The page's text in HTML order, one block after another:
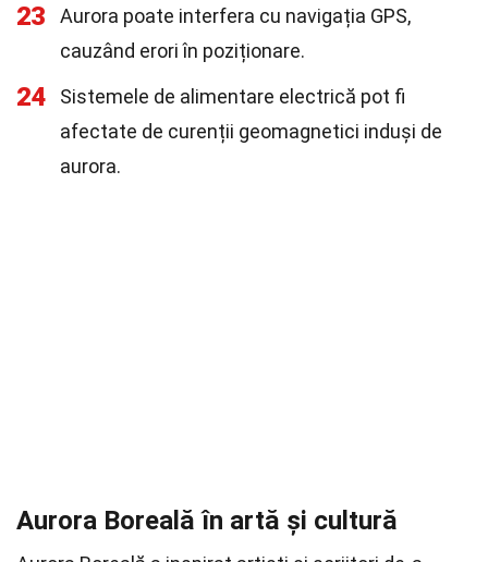
23
Aurora poate interfera cu navigația GPS,
cauzând erori în poziționare.
24
Sistemele de alimentare electrică pot fi
afectate de curenții geomagnetici induși de
aurora.
Aurora Boreală în artă și cultură